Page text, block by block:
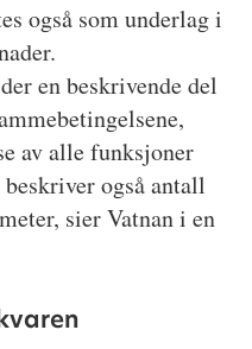
også som underlag i
en beskrivende del
av alle funksjoner
også antall
sier Vatnan i en